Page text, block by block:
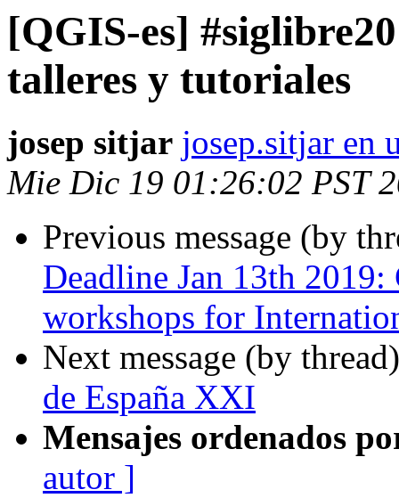
[QGIS-es]
talleres y tutoriales
josep sitjar josep.sitjar en
Mie Dic 19 01:26:02 PST
Previous message (by
Deadline Jan 13th
workshops for
Next message (by
de España XXI
Mensajes ordenados
autor ]